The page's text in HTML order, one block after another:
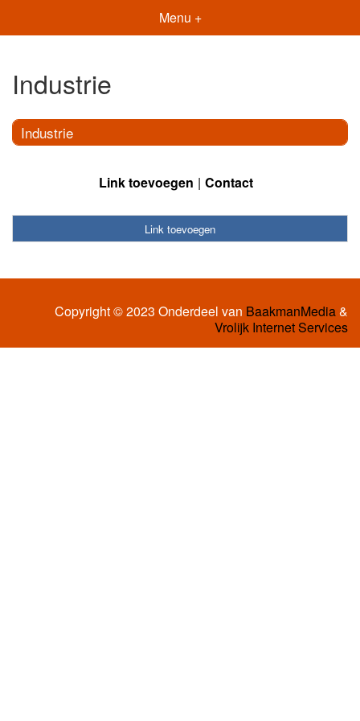
Menu +
Industrie
Industrie
Link toevoegen Contact
Link toevoegen
Copyright © 2023 Onderdeel van BaakmanMedia&
Vrolijk Internet Services